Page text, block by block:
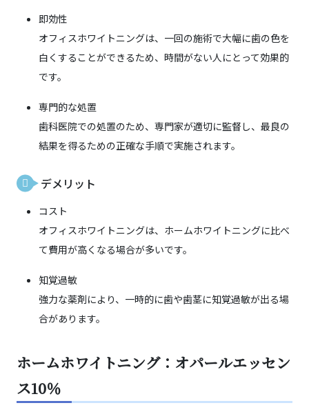
即効性
オフィスホワイトニングは、一回の施術で大幅に歯の色を
白くすることができるため、時間がない人にとって効果的
です。
専門的な処置
歯科医院での処置のため、専門家が適切に監督し、最良の
結果を得るための正確な手順で実施されます。
デメリット
コスト
オフィスホワイトニングは、ホームホワイトニングに比べ
て費用が高くなる場合が多いです。
知覚過敏
強力な薬剤により、一時的に歯や歯茎に知覚過敏が出る場
合があります。
ホームホワイトニング：オパールエッセン
ス10％